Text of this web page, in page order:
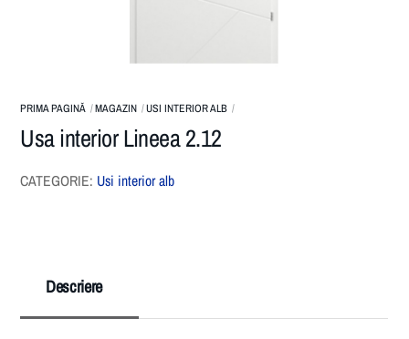
PRIMA PAGINĂ MAGAZIN USI INTERIOR ALB
Usa interior Lineea 2.12
CATEGORIE: Usi interior alb
Descriere